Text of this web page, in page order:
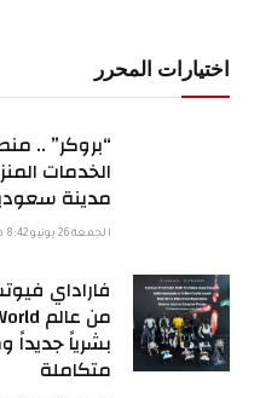
اختيارات المحرر
“بروكر” ..
الخدمات
مدينة
الجمعة 26 يونيو 8:42 م
فاراداي
بشرياً
متكاملة